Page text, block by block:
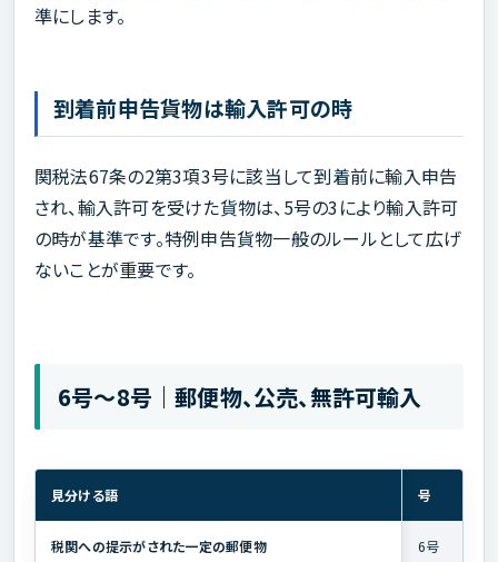
準にします。
到着前申告貨物は輸入許可の時
関税法67条の2第3項3号に該当して到着前に輸入申告
され、輸入許可を受けた貨物は、5号の3により輸入許可
の時が基準です。特例申告貨物一般のルールとして広げ
ないことが重要です。
6号〜8号｜郵便物、公売、無許可輸入
見分ける語 号
税関への提示がされた一定の郵便物 6号